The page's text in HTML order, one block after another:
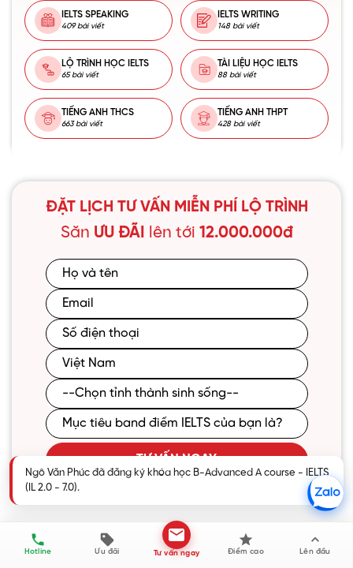
IELTS SPEAKING
409 bài viết
IELTS WRITING
148 bài viết
LỘ TRÌNH HỌC IELTS
65 bài viết
TÀI LIỆU HỌC IELTS
88 bài viết
TIẾNG ANH THCS
663 bài viết
TIẾNG ANH THPT
428 bài viết
ĐẶT LỊCH TƯ VẤN MIỄN PHÍ LỘ TRÌNH
Săn ƯU ĐÃI lên tới 12.000.000đ
TƯ VẤN NGAY
Hotline Ưu đãi Tư vấn ngay Điểm cao Lên đầu
Ngô Văn Phúc đã đăng ký khóa học B-Advanced A course - IELTS
(IL 2.0 - 7.0).